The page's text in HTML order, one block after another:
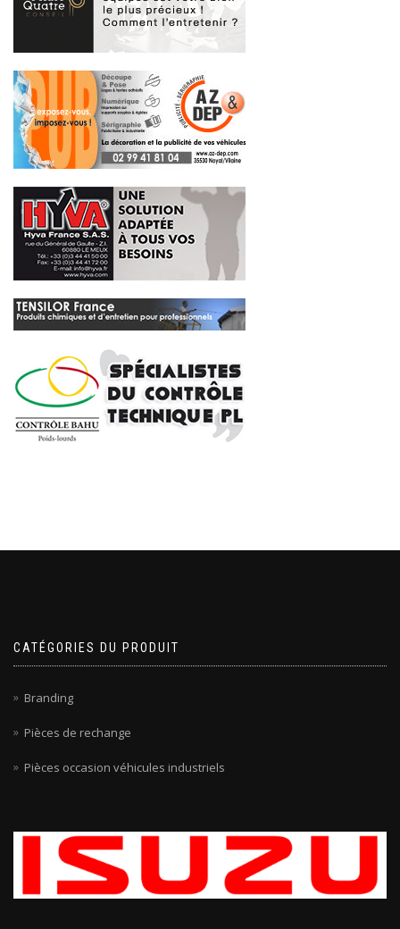
CATÉGORIES DU PRODUIT
Branding
Pièces de rechange
Pièces occasion véhicules industriels